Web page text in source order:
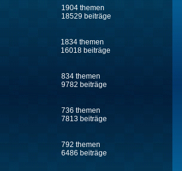
1904 themen
18529 beiträge
1834 themen
16018 beiträge
834 themen
9782 beiträge
736 themen
7813 beiträge
792 themen
6486 beiträge